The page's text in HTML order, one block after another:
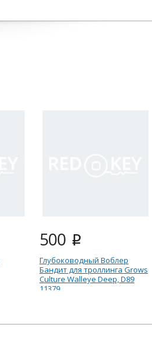
500 i
Глубоководный Воблер
Бандит для троллинга Grows
Culture Walleye Deep, D89
11379